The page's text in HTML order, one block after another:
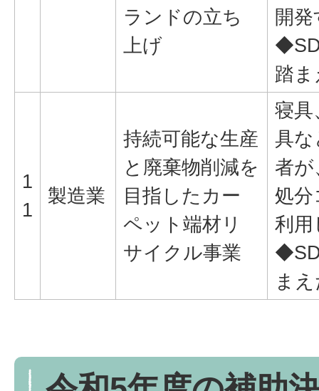
ランドの立ち
上げ
開
踏
1
1
製造業
持続可能な生産
と廃棄物削減を
目指したカー
ペット端材リ
サイクル事業
寝具
具な
者が
処分
利用
ま